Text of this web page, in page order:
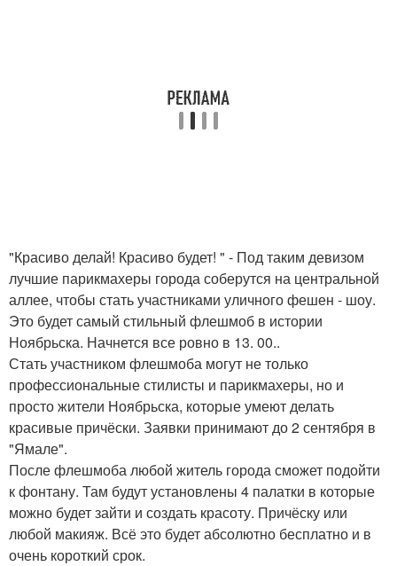
"Красиво делай! Красиво будет! " - Под таким девизом
лучшие парикмахеры города соберутся на центральной
аллее, чтобы стать участниками уличного фешен - шоу.
Это будет самый стильный флешмоб в истории
Ноябрьска. Начнется все ровно в 13. 00..
Стать участником флешмоба могут не только
профессиональные стилисты и парикмахеры, но и
просто жители Ноябрьска, которые умеют делать
красивые причёски. Заявки принимают до 2 сентября в
"Ямале".
После флешмоба любой житель города сможет подойти
к фонтану. Там будут установлены 4 палатки в которые
можно будет зайти и создать красоту. Причёску или
любой макияж. Всё это будет абсолютно бесплатно и в
очень короткий срок.